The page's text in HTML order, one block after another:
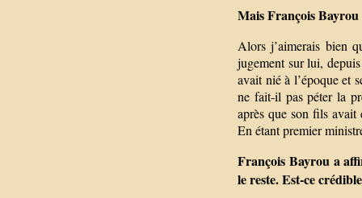
Mais François
Alors j’aimerais bien
jugement sur lui,
avait nié à l’époque et
ne fait-il pas péter la
après que son fils
En étant premier
François Bayrou a
le reste. Est-ce